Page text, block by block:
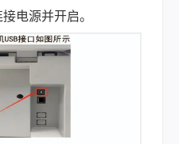
电源并开启。